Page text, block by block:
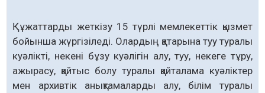
Құжаттарды жеткізу 15 түрлі мемлекеттік қызмет
бойынша жүргізіледі. Олардың қатарына туу туралы
куәлікті, некені бұзу куәлігін алу, туу, некеге тұру,
ажырасу, қайтыс болу туралы қайталама куәліктер
мен архивтік анықтамаларды алу, білім туралы